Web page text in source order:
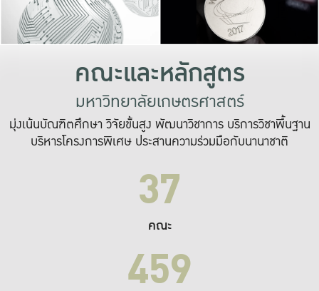
เพื่อทำง
ระบบสารสนเทศ
คณะและหลักสูตร
มหาวิทยาลัยเกษตรศาสตร์
มุ่งเน้นบัณฑิตศึกษา วิจัยขั้นสูง พัฒนาวิชาการ บริการวิชาพื้นฐาน
บริหารโครงการพิเศษ ประสานความร่วมมือกับนานาชาติ
37
คณะ
459